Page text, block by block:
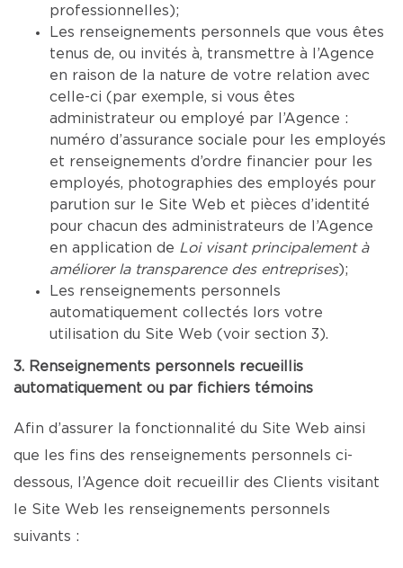
professionnelles);
Les renseignements personnels que vous êtes
tenus de, ou invités à, transmettre à l’Agence
en raison de la nature de votre relation avec
celle-ci (par exemple, si vous êtes
administrateur ou employé par l’Agence :
numéro d’assurance sociale pour les employés
et renseignements d’ordre financier pour les
employés, photographies des employés pour
parution sur le Site Web et pièces d’identité
pour chacun des administrateurs de l’Agence
en application de Loi visant principalement à
améliorer la transparence des entreprises);
Les renseignements personnels
automatiquement collectés lors votre
utilisation du Site Web (voir section 3).
3. Renseignements personnels recueillis
automatiquement ou par fichiers témoins
Afin d’assurer la fonctionnalité du Site Web ainsi
que les fins des renseignements personnels ci-
dessous, l’Agence doit recueillir des Clients visitant
le Site Web les renseignements personnels
suivants :